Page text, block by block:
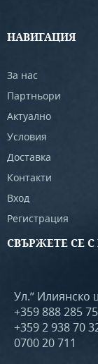
НАВИГАЦИЯ
За нас
Партньори
Актуално
Условия
Доставка
Контакти
Вход
Регистрация
СВЪРЖЕТЕ СЕ С
Ул.” Илиянско
+359 888 285
+359 2 938 70
0700 20 711